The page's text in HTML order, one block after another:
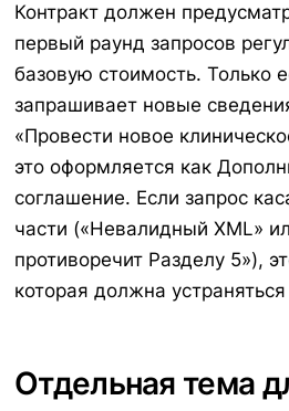
Контракт должен
первый раунд запросов
базовую стоимость. Только
запрашивает новые
«Провести новое
это оформляется как
соглашение. Если запрос
части («Невалидный XML»
противоречит Разделу 5»),
которая должна устраняться
Отдельная тема